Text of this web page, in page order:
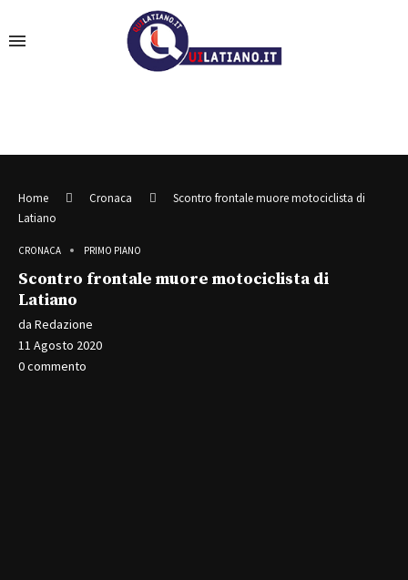
Home Cronaca
Scontro frontale muore motociclista di
Latiano
CRONACA PRIMO PIANO
Scontro frontale muore motociclista di
Latiano
da Redazione
11 Agosto 2020
0 commento